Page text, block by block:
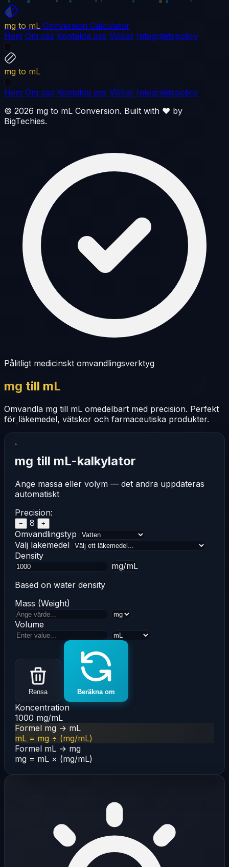
mg to mL Conversion Calculator
Hem Om oss Kontakta oss Villkor Integritetspolicy
mg to mL
Hem Om oss Kontakta oss Villkor Integritetspolicy
© 2026 mg to mL Conversion. Built with ❤️ by
BigTechies.
Pålitligt medicinskt omvandlingsverktyg
mg till mL
Omvandla mg till mL omedelbart med precision. Perfekt
för läkemedel, vätskor och farmaceutiska produkter.
mg till mL-kalkylator
Ange massa eller volym — det andra uppdateras
automatiskt
Precision:
− 8 +
Omvandlingstyp
Välj läkemedel
Density
mg/mL
Based on water density
Mass (Weight)
Volume
Rensa Beräkna om
Koncentration
1000 mg/mL
Formel mg → mL
mL = mg ÷ (mg/mL)
Formel mL → mg
mg = mL × (mg/mL)